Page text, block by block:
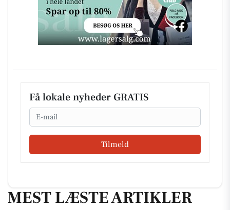
Få lokale nyheder GRATIS
Email
Tilmeld
MEST LÆSTE ARTIKLER